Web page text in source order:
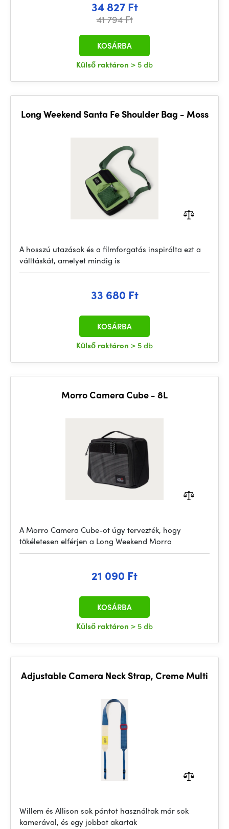
34 827 Ft
41 794 Ft
Külső raktáron > 5 db
KOSÁRBA
Long Weekend Santa Fe Shoulder Bag - Moss
A hosszú utazások és a filmforgatás inspirálta ezt a
válltáskát, amelyet mindig is
33 680 Ft
Külső raktáron > 5 db
KOSÁRBA
Morro Camera Cube - 8L
A Morro Camera Cube-ot úgy tervezték, hogy
tökéletesen elférjen a Long Weekend Morro
21 090 Ft
Külső raktáron > 5 db
KOSÁRBA
Adjustable Camera Neck Strap, Creme Multi
Willem és Allison sok pántot használtak már sok
kamerával, és egy jobbat akartak